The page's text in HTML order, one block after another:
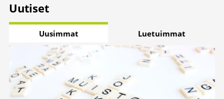
Uutiset
Uusimmat Luetuimmat